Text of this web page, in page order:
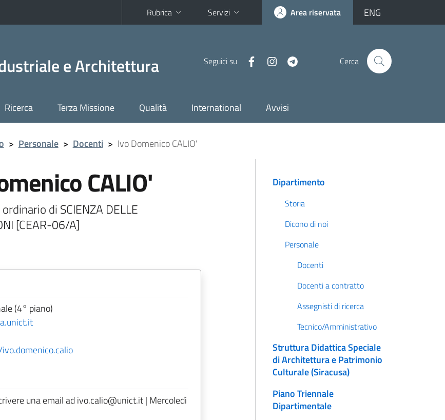
Rubrica Servizi Area riservata ENG
e Architettura Seguici su Cerca
Ricerca Terza Missione Qualità International Avvisi
> Personale > Docenti > Ivo Domenico CALIO'
CALIO'
di SCIENZA DELLE
[CEAR-06/A]
(4° piano)
una email ad ivo.calio@unict.it | Mercoledì
Dipartimento
Storia
Dicono di noi
Personale
Docenti
Docenti a contratto
Assegnisti di ricerca
Tecnico/Amministrativo
Struttura Didattica Speciale
di Architettura e Patrimonio
Culturale (Siracusa)
Piano Triennale
Dipartimentale